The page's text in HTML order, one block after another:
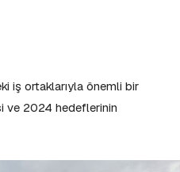
iş ortaklarıyla önemli bir
ve 2024 hedeflerinin